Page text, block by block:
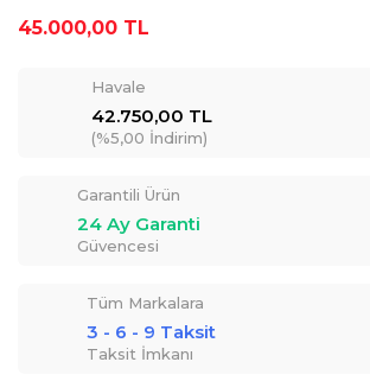
45.000,00 TL
Havale
42.750,00 TL
(%5,00 İndirim)
Garantili Ürün
24 Ay Garanti
Güvencesi
Tüm Markalara
3 - 6 - 9 Taksit
Taksit İmkanı